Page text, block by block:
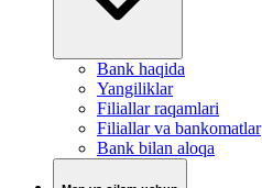
Bank haqida
Yangiliklar
Filiallar raqamlari
Filiallar va bankomatlar
Bank bilan aloqa